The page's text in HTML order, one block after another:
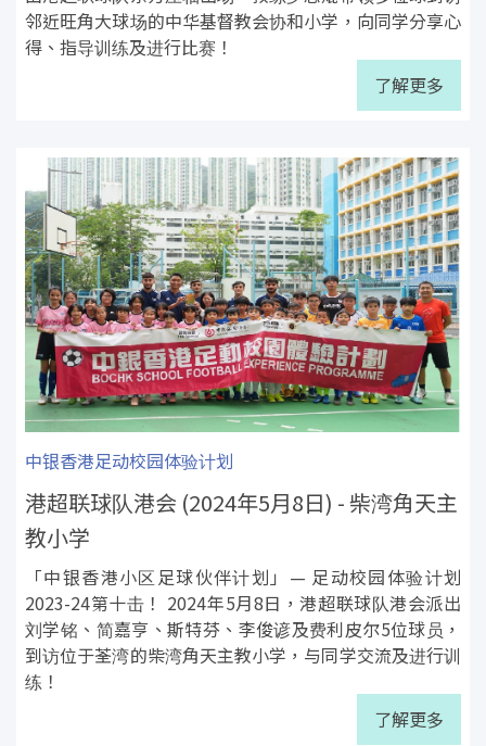
邻近旺角大球场的中华基督教会协和小学，向同学分享心
得、指导训练及进行比赛！
了解更多
中银香港足动校园体验计划
港超联球队港会 (2024年5月8日) - 柴湾角天主
教小学
「中银香港小区足球伙伴计划」— 足动校园体验计划
2023-24第十击！ 2024年5月8日，港超联球队港会派出
刘学铭、简嘉亨、斯特芬、李俊谚及费利皮尔5位球员，
到访位于荃湾的柴湾角天主教小学，与同学交流及进行训
练！
了解更多